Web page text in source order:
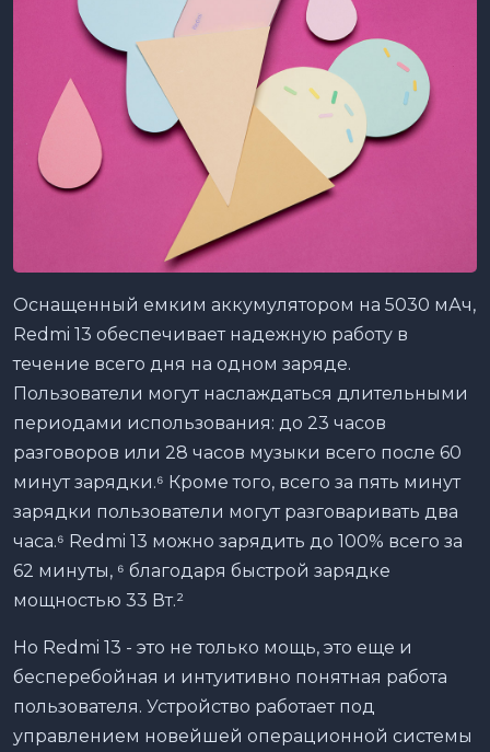
Оснащенный емким аккумулятором на 5030 мАч,
Redmi 13 обеспечивает надежную работу в
течение всего дня на одном заряде.
Пользователи могут наслаждаться длительными
периодами использования: до 23 часов
разговоров или 28 часов музыки всего после 60
минут зарядки.⁶ Кроме того, всего за пять минут
зарядки пользователи могут разговаривать два
часа.⁶ Redmi 13 можно зарядить до 100% всего за
62 минуты, ⁶ благодаря быстрой зарядке
мощностью 33 Вт.²
Но Redmi 13 - это не только мощь, это еще и
бесперебойная и интуитивно понятная работа
пользователя. Устройство работает под
управлением новейшей операционной системы